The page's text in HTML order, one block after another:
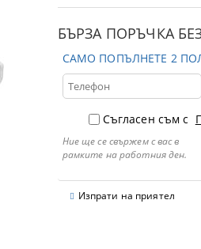
БЪРЗА ПОРЪЧКА
САМО ПОПЪЛНЕТЕ 2
Съгласен съм с
Ние ще се свържем с вас в
рамките на работния ден.
Изпрати на приятел